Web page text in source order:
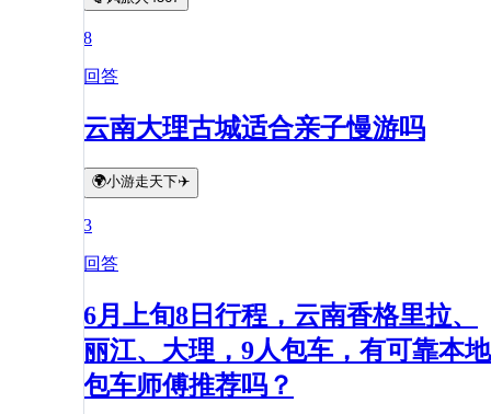
8
回答
云南大理古城适合亲子慢游吗
🌍小游走天下✈️
3
回答
6月上旬8日行程，云南香格里拉、
丽江、大理，9人包车，有可靠本地
包车师傅推荐吗？